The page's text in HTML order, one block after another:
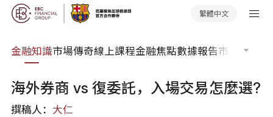
繁體中文
金融知識市場傳奇線上課程金融焦點數據報告市場分析
海外券商 vs 復委託，入場交易怎麼選?
撰稿人： 大仁